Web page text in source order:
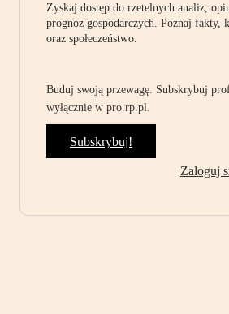
Zyskaj dostęp do rzetelnych analiz,
prognoz gospodarczych. Poznaj fakty,
oraz społeczeństwo.
Buduj swoją przewagę. Subskrybuj
wyłącznie w pro.rp.pl.
Subskrybuj!
Zaloguj